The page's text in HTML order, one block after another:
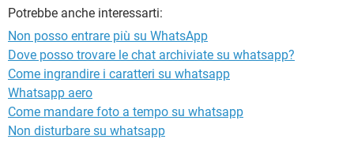
HARDWARE
HARDWARE
Potrebbe anche interessarti:
Non posso entrare più su WhatsApp
Dove posso trovare le chat archiviate su whatsapp?
Come ingrandire i caratteri su whatsapp
Whatsapp aero
Come mandare foto a tempo su whatsapp
Non disturbare su whatsapp